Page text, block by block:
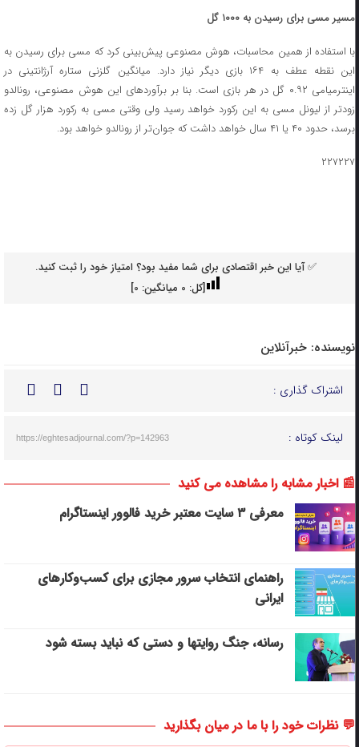
مسیر مسی برای رسیدن به ۱۰۰۰ گل
با استفاده از همین محاسبات، هوش مصنوعی پیش‌بینی کرد که مسی برای رسیدن به
این نقطه عطف به ۱۶۴ بازی دیگر نیاز دارد. میانگین گلزنی ستاره آرژانتینی در
اینترمیامی ۰.۹۲ گل در هر بازی است. بنا بر برآوردهای این هوش مصنوعی، رونالدو
زودتر از لیونل مسی به این رکورد خواهد رسید ولی وقتی مسی به رکورد هزار گل زده
برسد، حدود ۴۰ یا ۴۱ سال خواهد داشت که جوان‌تر از رونالدو خواهد بود.
۲۲۷۲۲۷
✅ آیا این خبر اقتصادی برای شما مفید بود؟ امتیاز خود را ثبت کنید.
[کل: 0میانگین: 0
]
نویسنده: خبرآنلاین
اشتراک گذاری :
لینک کوتاه : https://eghtesadjournal.com/?p=142963
📰 اخبار مشابه را مشاهده می کنید
معرفی ۳ سایت معتبر خرید فالوور اینستاگرام
راهنمای انتخاب سرور مجازی برای کسب‌وکارهای
ایرانی
رسانه، جنگ روایتها و دستی که نباید بسته شود
💬 نظرات خود را با ما در میان بگذارید